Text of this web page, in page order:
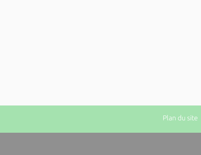
Plan du site